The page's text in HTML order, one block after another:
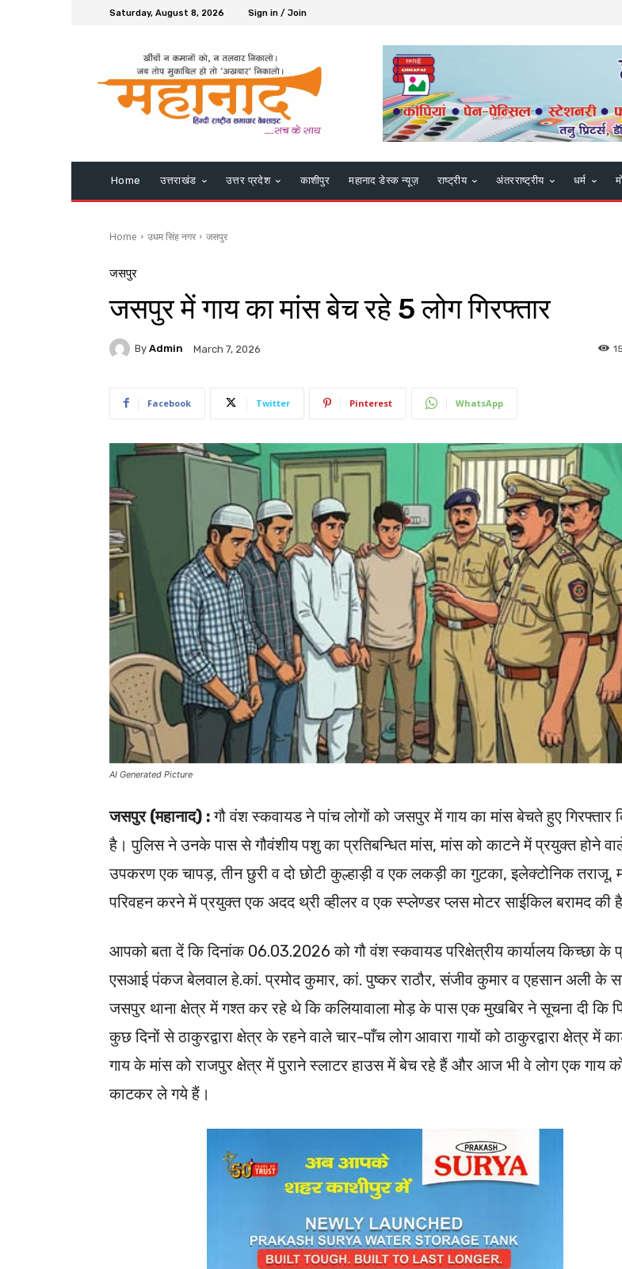
Saturday, August 8, 2026 Sign in / Join
Home उत्तराखंड उत्तर प्रदेश काशीपुर महानाद डेस्क न्यूज़ राष्ट्रीय अंतरराष्ट्रीय धर्म
Home उधम सिंह नगर जसपुर
जसपुर
जसपुर में गाय का मांस बेच रहे 5 लोग गिरफ्तार
By Admin March 7, 2026
Facebook Twitter Pinterest WhatsApp
AI Generated Picture
जसपुर (महानाद) :गौ वंश स्कवायड ने पांच लोगों को जसपुर में गाय का मांस बेचते हुए गिरफ्तार
है। पुलिस ने उनके पास से गौवंशीय पशु का प्रतिबन्धित मांस, मांस को काटने में प्रयुक्त होने
उपकरण एक चापड़, तीन छुरी व दो छोटी कुल्हाड़ी व एक लकड़ी का गुटका, इलेक्टोनिक तराजू,
परिवहन करने में प्रयुक्त एक अदद थ्री व्हीलर व एक स्प्लेण्डर प्लस मोटर साईकिल बरामद की
आपको बता दें कि दिनांक 06.03.2026 को गौ वंश स्कवायड परिक्षेत्रीय कार्यालय किच्छा के
एसआई पंकज बेलवाल हे.कां. प्रमोद कुमार, कां. पुष्कर राठौर, संजीव कुमार व एहसान अली के
जसपुर थाना क्षेत्र में गश्त कर रहे थे कि कलियावाला मोड़ के पास एक मुखबिर ने सूचना दी कि
कुछ दिनों से ठाकुरद्वारा क्षेत्र के रहने वाले चार-पाँच लोग आवारा गायों को ठाकुरद्वारा क्षेत्र में
गाय के मांस को राजपुर क्षेत्र में पुराने स्लाटर हाउस में बेच रहे हैं और आज भी वे लोग एक गाय
काटकर ले गये हैं।